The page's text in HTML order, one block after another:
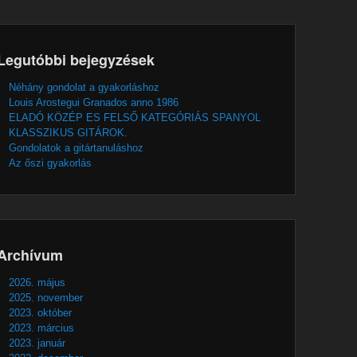
bejegyzések
Néhány gondolat a gyakorláshoz
Louis Arostegui Granados anno 1986
ELADÓ KÖZÉP ES FELSŐ KATEGÓRIÁS SPANYOL
KLASSZIKUS GITÁROK.
Gondolatok a gitártanuláshoz
Az őszi gyakorlás
2026. május
2025. november
2023. október
2023. március
2023. január